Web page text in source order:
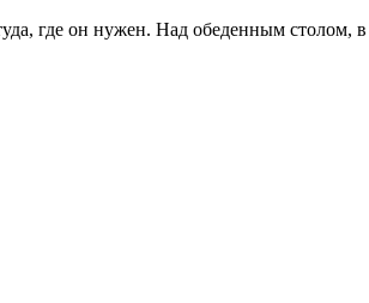
где он нужен. Над обеденным столом,